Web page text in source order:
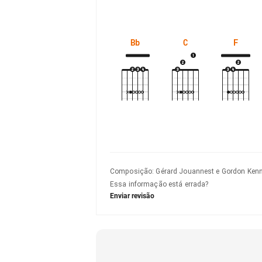
Bb C F
Composição: Gérard Jouannest e Gordon
Essa informação está errada?
Enviar revisão